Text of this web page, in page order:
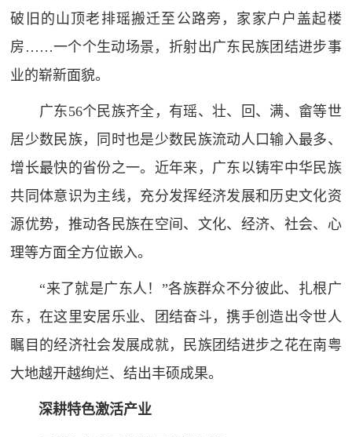
破旧的山顶老排瑶搬迁至公路旁，家家户户盖起楼
房……一个个生动场景，折射出广东民族团结进步事
业的崭新面貌。
广东56个民族齐全，有瑶、壮、回、满、畲等世
居少数民族，同时也是少数民族流动人口输入最多、
增长最快的省份之一。近年来，广东以铸牢中华民族
共同体意识为主线，充分发挥经济发展和历史文化资
源优势，推动各民族在空间、文化、经济、社会、心
理等方面全方位嵌入。
“来了就是广东人！”各族群众不分彼此、扎根广
东，在这里安居乐业、团结奋斗，携手创造出令世人
瞩目的经济社会发展成就，民族团结进步之花在南粤
大地越开越绚烂、结出丰硕成果。
深耕特色激活产业